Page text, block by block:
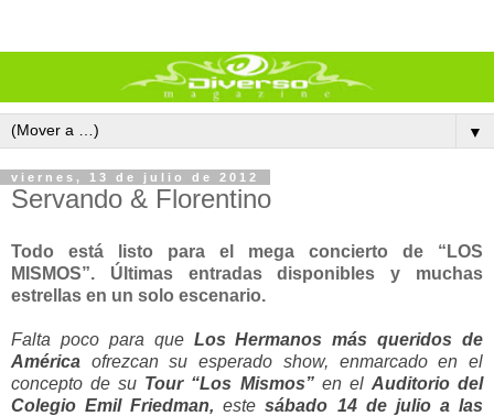
▼
viernes, 13 de julio de 2012
Servando & Florentino
Todo está listo para el mega concierto de “LOS
MISMOS”. Últimas entradas disponibles y muchas
estrellas en un solo escenario.
Falta poco para que Los Hermanos más queridos de
América ofrezcan su esperado show, enmarcado en el
concepto de su Tour “Los Mismos”en el Auditorio del
Colegio Emil Friedman, estesábado 14 de julio a las